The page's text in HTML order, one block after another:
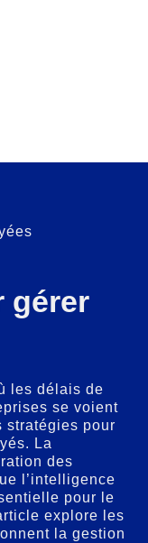
gérer
les délais de
se voient
stratégies pour
La
des
l’intelligence
pour le
explore les
la gestion